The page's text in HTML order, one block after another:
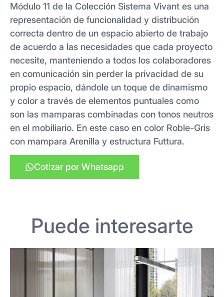
Módulo 11 de la Colección Sistema Vivant es una
representación de funcionalidad y distribución
correcta dentro de un espacio abierto de trabajo
de acuerdo a las necesidades que cada proyecto
necesite, manteniendo a todos los colaboradores
en comunicación sin perder la privacidad de su
propio espacio, dándole un toque de dinamismo
y color a través de elementos puntuales como
son las mamparas combinadas con tonos neutros
en el mobiliario. En este caso en color Roble-Gris
con mampara Arenilla y estructura Futtura.
Cotizar por Whatsapp
Puede interesarte